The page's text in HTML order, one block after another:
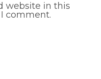
website in this
comment.